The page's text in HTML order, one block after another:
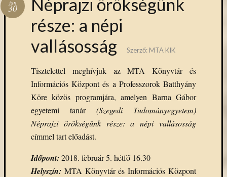
Néprajzi örökségünk
része: a népi
vallásosság
jan
30
Szerző: MTA KIK
Tisztelettel meghívjuk az MTA Könyvtár és
Információs Központ és a Professzorok Batthyány
Köre közös programjára, amelyen Barna Gábor
egyetemi tanár (Szegedi Tudományegyetem)
Néprajzi örökségünk része: a népi vallásosság
címmel tart előadást.
Időpont: 2018. február 5. hétfő 16.30
Helyszín: MTA Könyvtár és Információs Központ